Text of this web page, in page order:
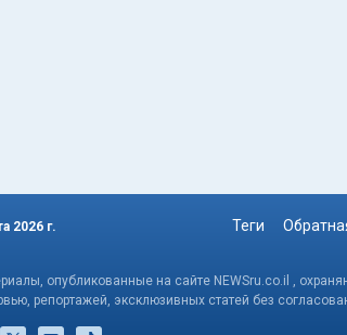
2026 г. Теги
опубликованные на сайте NEWSru.co.il ,
репортажей, эксклюзивных статей без